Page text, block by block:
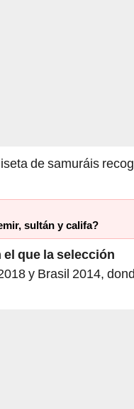
de samuráis
sultán y califa?
el que la selección
y Brasil 2014,